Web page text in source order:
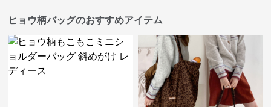
ヒョウ柄バッグのおすすめアイテム